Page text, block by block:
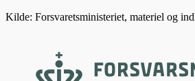
Kilde: Forsvaretsministeriet, materiel og